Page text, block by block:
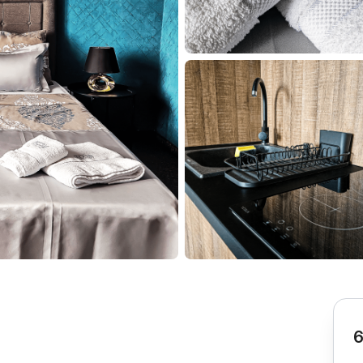
Nova Varoš Valjevo
Kruševac Pirot
Pazar Zrenjanin Vršac
Milanovac Leskovac
Bor Požarevac Senta
Požega
Sremska
Mitrovica
Ljubovija
Topola Bela Crkva Negotin